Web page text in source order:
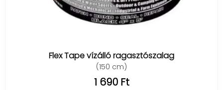
Flex Tape vízálló ragasztószalag
(150 cm)
1 690 Ft